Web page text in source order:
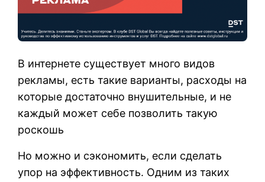
В интернете существует много видов
рекламы, есть такие варианты, расходы на
которые достаточно внушительные, и не
каждый может себе позволить такую
роскошь
Но можно и сэкономить, если сделать
упор на эффективность. Одним из таких